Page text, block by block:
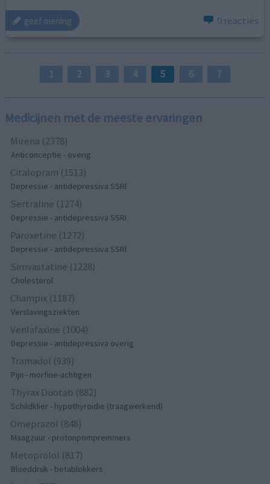
geef mening 0 reacties
1 2 3 4 5 6 7
Medicijnen met de meeste ervaringen
Mirena (2378)
Anticonceptie - overig
Citalopram (1513)
Depressie - antidepressiva SSRI
Sertraline (1274)
Depressie - antidepressiva SSRI
Paroxetine (1272)
Depressie - antidepressiva SSRI
Simvastatine (1228)
Cholesterol
Champix (1187)
Verslavingsziekten
Venlafaxine (1004)
Depressie - antidepressiva overig
Tramadol (939)
Pijn - morfine-achtigen
Thyrax Duotab (882)
Schildklier - hypothyroidie (traagwerkend)
Omeprazol (848)
Maagzuur - protonpompremmers
Metoprolol (817)
Bloeddruk - betablokkers